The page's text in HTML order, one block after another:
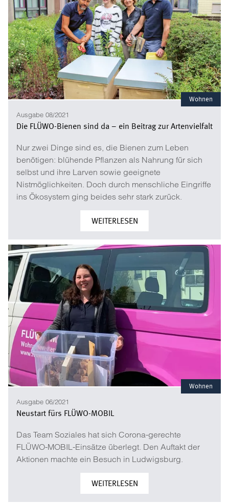
Wohnen
Ausgabe 08/2021
Die FLÜWO-Bienen sind da – ein Beitrag zur Artenvielfalt
Nur zwei Dinge sind es, die Bienen zum Leben
benötigen: blühende Pflanzen als Nahrung für sich
selbst und ihre Larven sowie geeignete
Nistmöglichkeiten. Doch durch menschliche Eingriffe
ins Ökosystem ging beides sehr stark zurück.
WEITERLESEN
Wohnen
Ausgabe 06/2021
Neustart fürs FLÜWO-MOBIL
Das Team Soziales hat sich Corona-gerechte
FLÜWO-MOBIL-Einsätze überlegt. Den Auftakt der
Aktionen machte ein Besuch in Ludwigsburg.
WEITERLESEN